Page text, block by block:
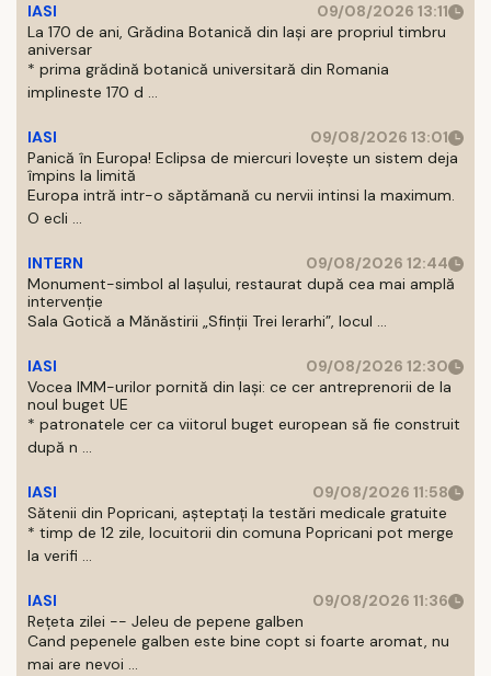
IASI
09/08/2026 13:11
La 170 de ani, Grădina Botanică din Iași are propriul timbru
aniversar
* prima grădină botanică universitară din Romania
implineste 170 d ...
IASI
09/08/2026 13:01
Panică în Europa! Eclipsa de miercuri lovește un sistem deja
împins la limită
Europa intră intr-o săptămană cu nervii intinsi la maximum.
O ecli ...
INTERN
09/08/2026 12:44
Monument-simbol al Iaşului, restaurat după cea mai amplă
intervenţie
Sala Gotică a Mănăstirii „Sfinţii Trei Ierarhi”, locul ...
IASI
09/08/2026 12:30
Vocea IMM-urilor pornită din Iași: ce cer antreprenorii de la
noul buget UE
* patronatele cer ca viitorul buget european să fie construit
după n ...
IASI
09/08/2026 11:58
Sătenii din Popricani, așteptați la testări medicale gratuite
* timp de 12 zile, locuitorii din comuna Popricani pot merge
la verifi ...
IASI
09/08/2026 11:36
Rețeta zilei -- Jeleu de pepene galben
Cand pepenele galben este bine copt si foarte aromat, nu
mai are nevoi ...